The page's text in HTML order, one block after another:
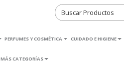
PERFUMES Y COSMÉTICA CUIDADO E HIGIENE
MÁS CATEGORÍAS